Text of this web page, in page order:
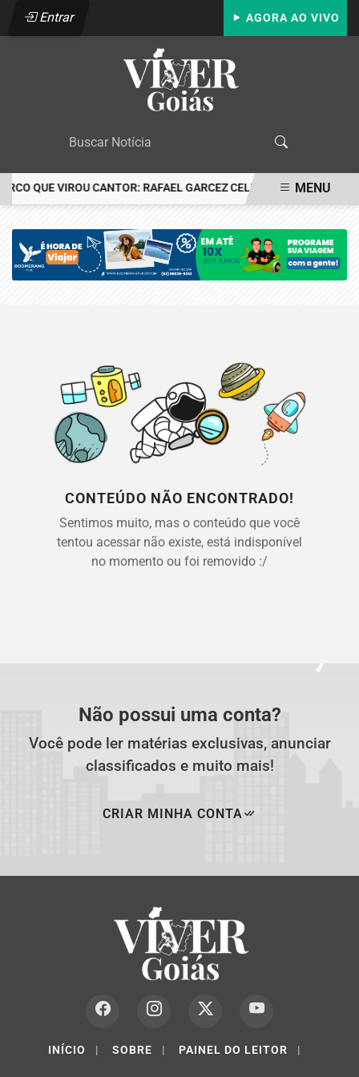
Entrar AGORA AO VIVO
QUE VIROU CANTOR: RAFAEL GARCEZ CELEBRA 24 ANOS
MENU
CONTEÚDO NÃO ENCONTRADO!
Sentimos muito, mas o conteúdo que você
tentou acessar não existe, está indisponível
no momento ou foi removido :/
Não possui uma conta?
Você pode ler matérias exclusivas, anunciar
classificados e muito mais!
CRIAR MINHA CONTA
INÍCIO | SOBRE | PAINEL DO LEITOR |